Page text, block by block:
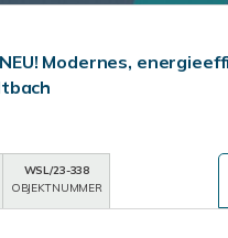
Modernes,
WSL/23-338
OBJEKTNUMMER